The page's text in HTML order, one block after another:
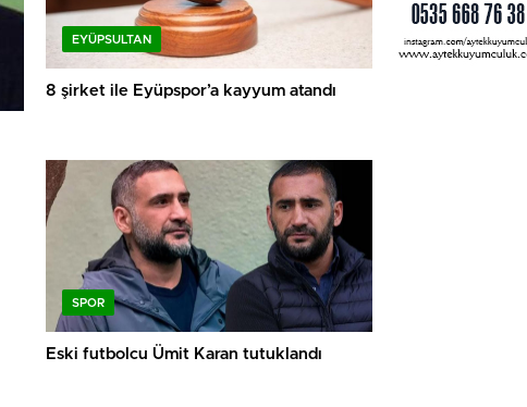
EYÜPSULTAN
8 şirket ile Eyüpspor’a kayyum atandı
SPOR
Eski futbolcu Ümit Karan tutuklandı